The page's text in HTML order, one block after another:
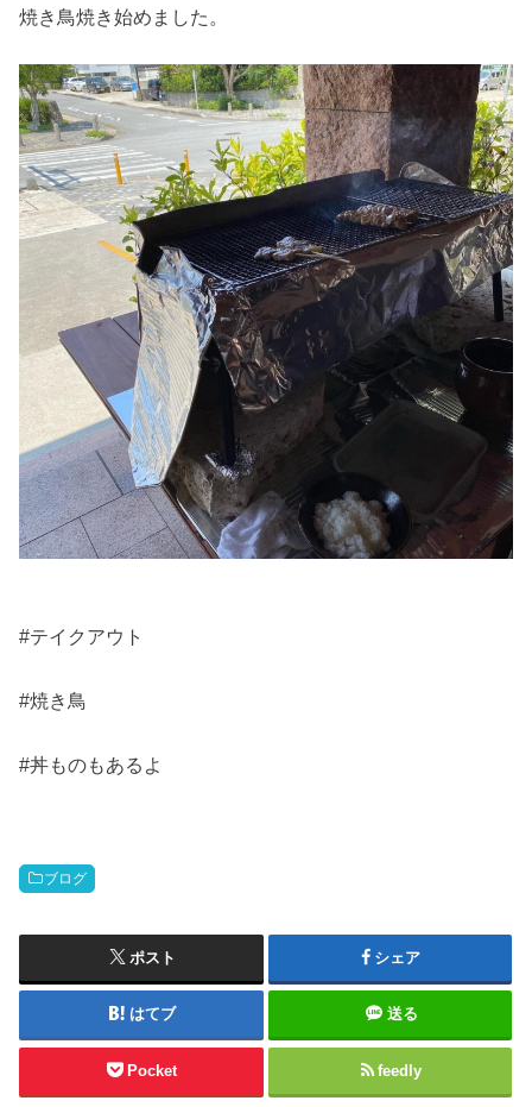
焼き鳥焼き始めました。
#テイクアウト
#焼き鳥
#丼ものもあるよ
ブログ
ポスト シェア
はてブ 送る
Pocket feedly